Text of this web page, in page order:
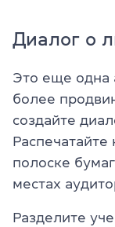
Диалог о
Это еще одна
более
создайте
полоске
местах
Разделите